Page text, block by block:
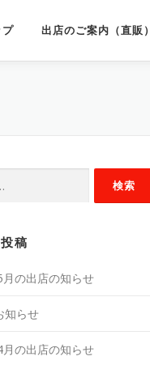
プ 出店のご案内（直販）
稿
の出店の知らせ
知らせ
の出店の知らせ